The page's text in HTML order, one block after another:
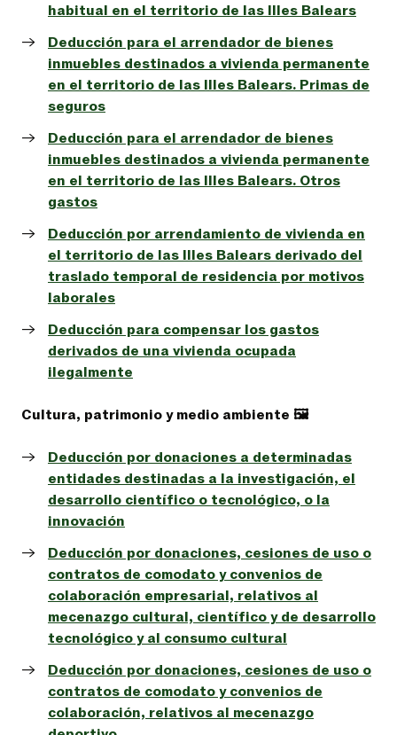
habitual en el territorio de las Illes Balears
Deducción para el arrendador de bienes
inmuebles destinados a vivienda permanente
en el territorio de las Illes Balears. Primas de
seguros
Deducción para el arrendador de bienes
inmuebles destinados a vivienda permanente
en el territorio de las Illes Balears. Otros
gastos
Deducción por arrendamiento de vivienda en
el territorio de las Illes Balears derivado del
traslado temporal de residencia por motivos
laborales
Deducción para compensar los gastos
derivados de una vivienda ocupada
ilegalmente
Cultura, patrimonio y medio ambiente 🖼️
Deducción por donaciones a determinadas
entidades destinadas a la investigación, el
desarrollo científico o tecnológico, o la
innovación
Deducción por donaciones, cesiones de uso o
contratos de comodato y convenios de
colaboración empresarial, relativos al
mecenazgo cultural, científico y de desarrollo
tecnológico y al consumo cultural
Deducción por donaciones, cesiones de uso o
contratos de comodato y convenios de
colaboración, relativos al mecenazgo